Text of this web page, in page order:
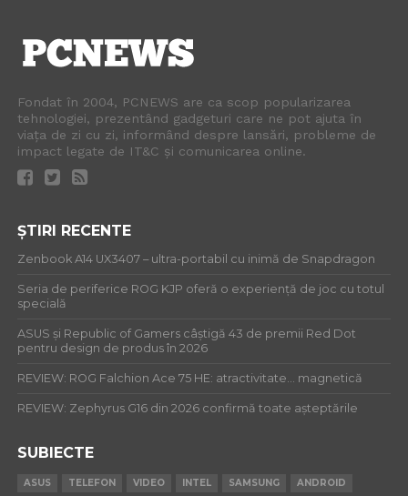
Fondat în 2004, PCNEWS are ca scop popularizarea
tehnologiei, prezentând gadgeturi care ne pot ajuta în
viața de zi cu zi, informând despre lansări, probleme de
impact legate de IT&C și comunicarea online.
ȘTIRI RECENTE
Zenbook A14 UX3407 – ultra-portabil cu inimă de Snapdragon
Seria de periferice ROG KJP oferă o experiență de joc cu totul
specială
ASUS și Republic of Gamers câștigă 43 de premii Red Dot
pentru design de produs în 2026
REVIEW: ROG Falchion Ace 75 HE: atractivitate… magnetică
REVIEW: Zephyrus G16 din 2026 confirmă toate așteptările
SUBIECTE
ASUS TELEFON VIDEO INTEL SAMSUNG ANDROID